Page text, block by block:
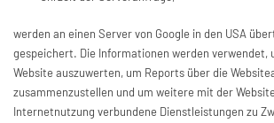
werden an einen Server von Google in den USA
gespeichert. Die Informationen werden verwendet,
Website auszuwerten, um Reports über die
zusammenzustellen und um weitere mit der
Internetnutzung verbundene Dienstleistungen zu